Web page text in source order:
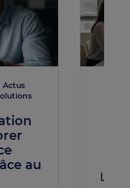
Actus
au
Le